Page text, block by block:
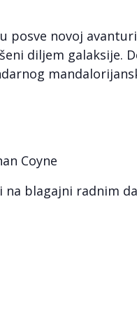
novoj
diljem galaksije.
Coyne
na blagajni radnim